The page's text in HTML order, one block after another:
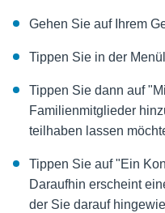
Gehen Sie auf Ihrem
Tippen Sie in der
Tippen Sie dann auf
Familienmitglieder
teilhaben lassen
Tippen Sie auf "Ein
Daraufhin erscheint
der Sie darauf